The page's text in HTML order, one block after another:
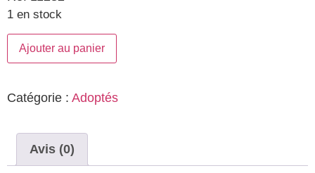
1 en stock
Ajouter au panier
Catégorie : Adoptés
Avis (0)